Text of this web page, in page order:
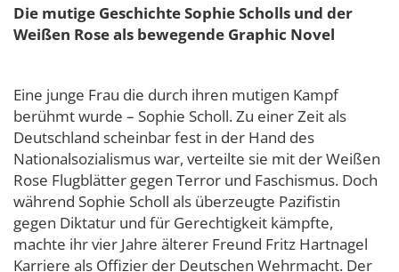
Die mutige Geschichte Sophie Scholls und der
Weißen Rose als bewegende Graphic Novel
Eine junge Frau die durch ihren mutigen Kampf
berühmt wurde – Sophie Scholl. Zu einer Zeit als
Deutschland scheinbar fest in der Hand des
Nationalsozialismus war, verteilte sie mit der Weißen
Rose Flugblätter gegen Terror und Faschismus. Doch
während Sophie Scholl als überzeugte Pazifistin
gegen Diktatur und für Gerechtigkeit kämpfte,
machte ihr vier Jahre älterer Freund Fritz Hartnagel
Karriere als Offizier der Deutschen Wehrmacht. Der